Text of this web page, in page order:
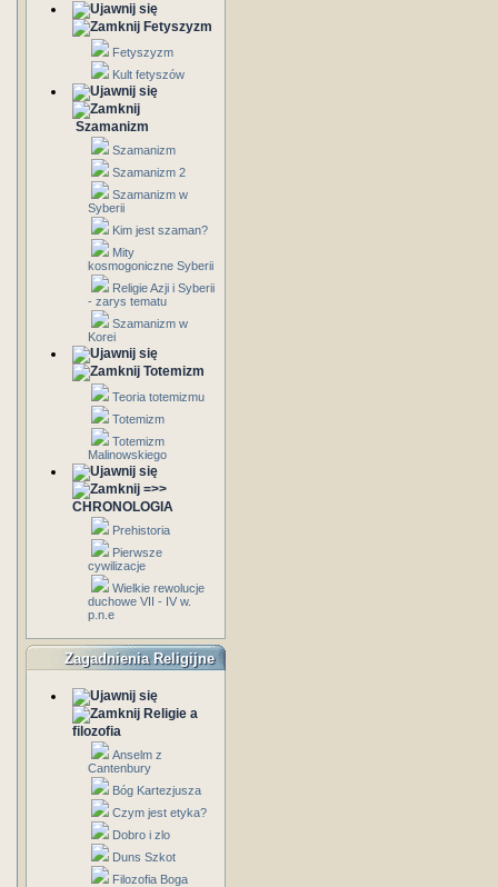
Fetyszyzm
Fetyszyzm
Kult fetyszów
Szamanizm
Szamanizm
Szamanizm 2
Szamanizm w
Syberii
Kim jest szaman?
Mity
kosmogoniczne Syberii
Religie Azji i Syberii
- zarys tematu
Szamanizm w
Korei
Totemizm
Teoria totemizmu
Totemizm
Totemizm
Malinowskiego
=>>
CHRONOLOGIA
Prehistoria
Pierwsze
cywilizacje
Wielkie rewolucje
duchowe VII - IV w.
p.n.e
Zagadnienia Religijne
Religie a
filozofia
Anselm z
Cantenbury
Bóg Kartezjusza
Czym jest etyka?
Dobro i zlo
Duns Szkot
Filozofia Boga